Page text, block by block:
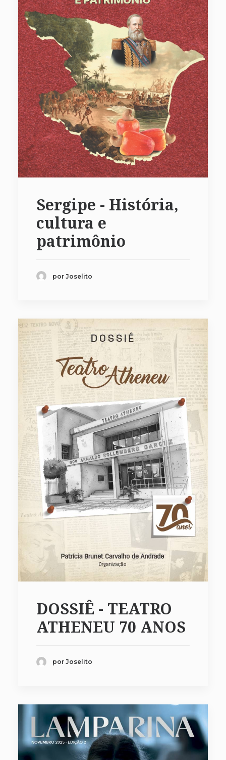
Sergipe - História,
cultura e
patrimônio
por Joselito
DOSSIÊ - TEATRO
ATHENEU 70 ANOS
por Joselito